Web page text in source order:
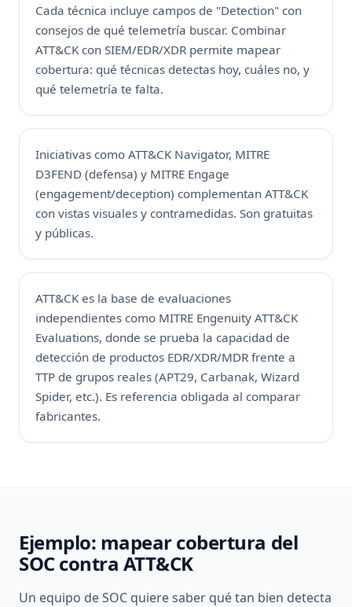
Cada técnica incluye campos de "Detection" con
consejos de qué telemetría buscar. Combinar
ATT&CK con SIEM/EDR/XDR permite mapear
cobertura: qué técnicas detectas hoy, cuáles no, y
qué telemetría te falta.
Iniciativas como ATT&CK Navigator, MITRE
D3FEND (defensa) y MITRE Engage
(engagement/deception) complementan ATT&CK
con vistas visuales y contramedidas. Son gratuitas
y públicas.
ATT&CK es la base de evaluaciones
independientes como MITRE Engenuity ATT&CK
Evaluations, donde se prueba la capacidad de
detección de productos EDR/XDR/MDR frente a
TTP de grupos reales (APT29, Carbanak, Wizard
Spider, etc.). Es referencia obligada al comparar
fabricantes.
Ejemplo: mapear cobertura del
SOC contra ATT&CK
Un equipo de SOC quiere saber qué tan bien detecta